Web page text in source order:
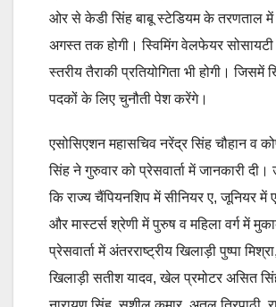
ओर से केडी सिंह बाबू स्टेडियम के तरणताल
अगस्त तक होगी। स्विमिंग वेलफेयर सोसायटी
स्तरीय तैराकी प्रतियोगिता भी होगी। जिसमें
पदकों के लिए चुनौती पेश करेंगे।
एसोसिएशन महासचिव नरेंद्र सिंह चौहान व
सिंह ने गुरुवार को प्रेसवार्ता में जानकारी दी।
कि राज्य चैंपियनशिप में सीनियर ए, जूनियर
और मास्टर्स श्रेणी में पुरुष व महिला वर्ग में
प्रेसवार्ता में अंतरराष्ट्रीय खिलाड़ी पुष्पा
खिलाड़ी सतीश यादव, खेल प्रमोटर असित